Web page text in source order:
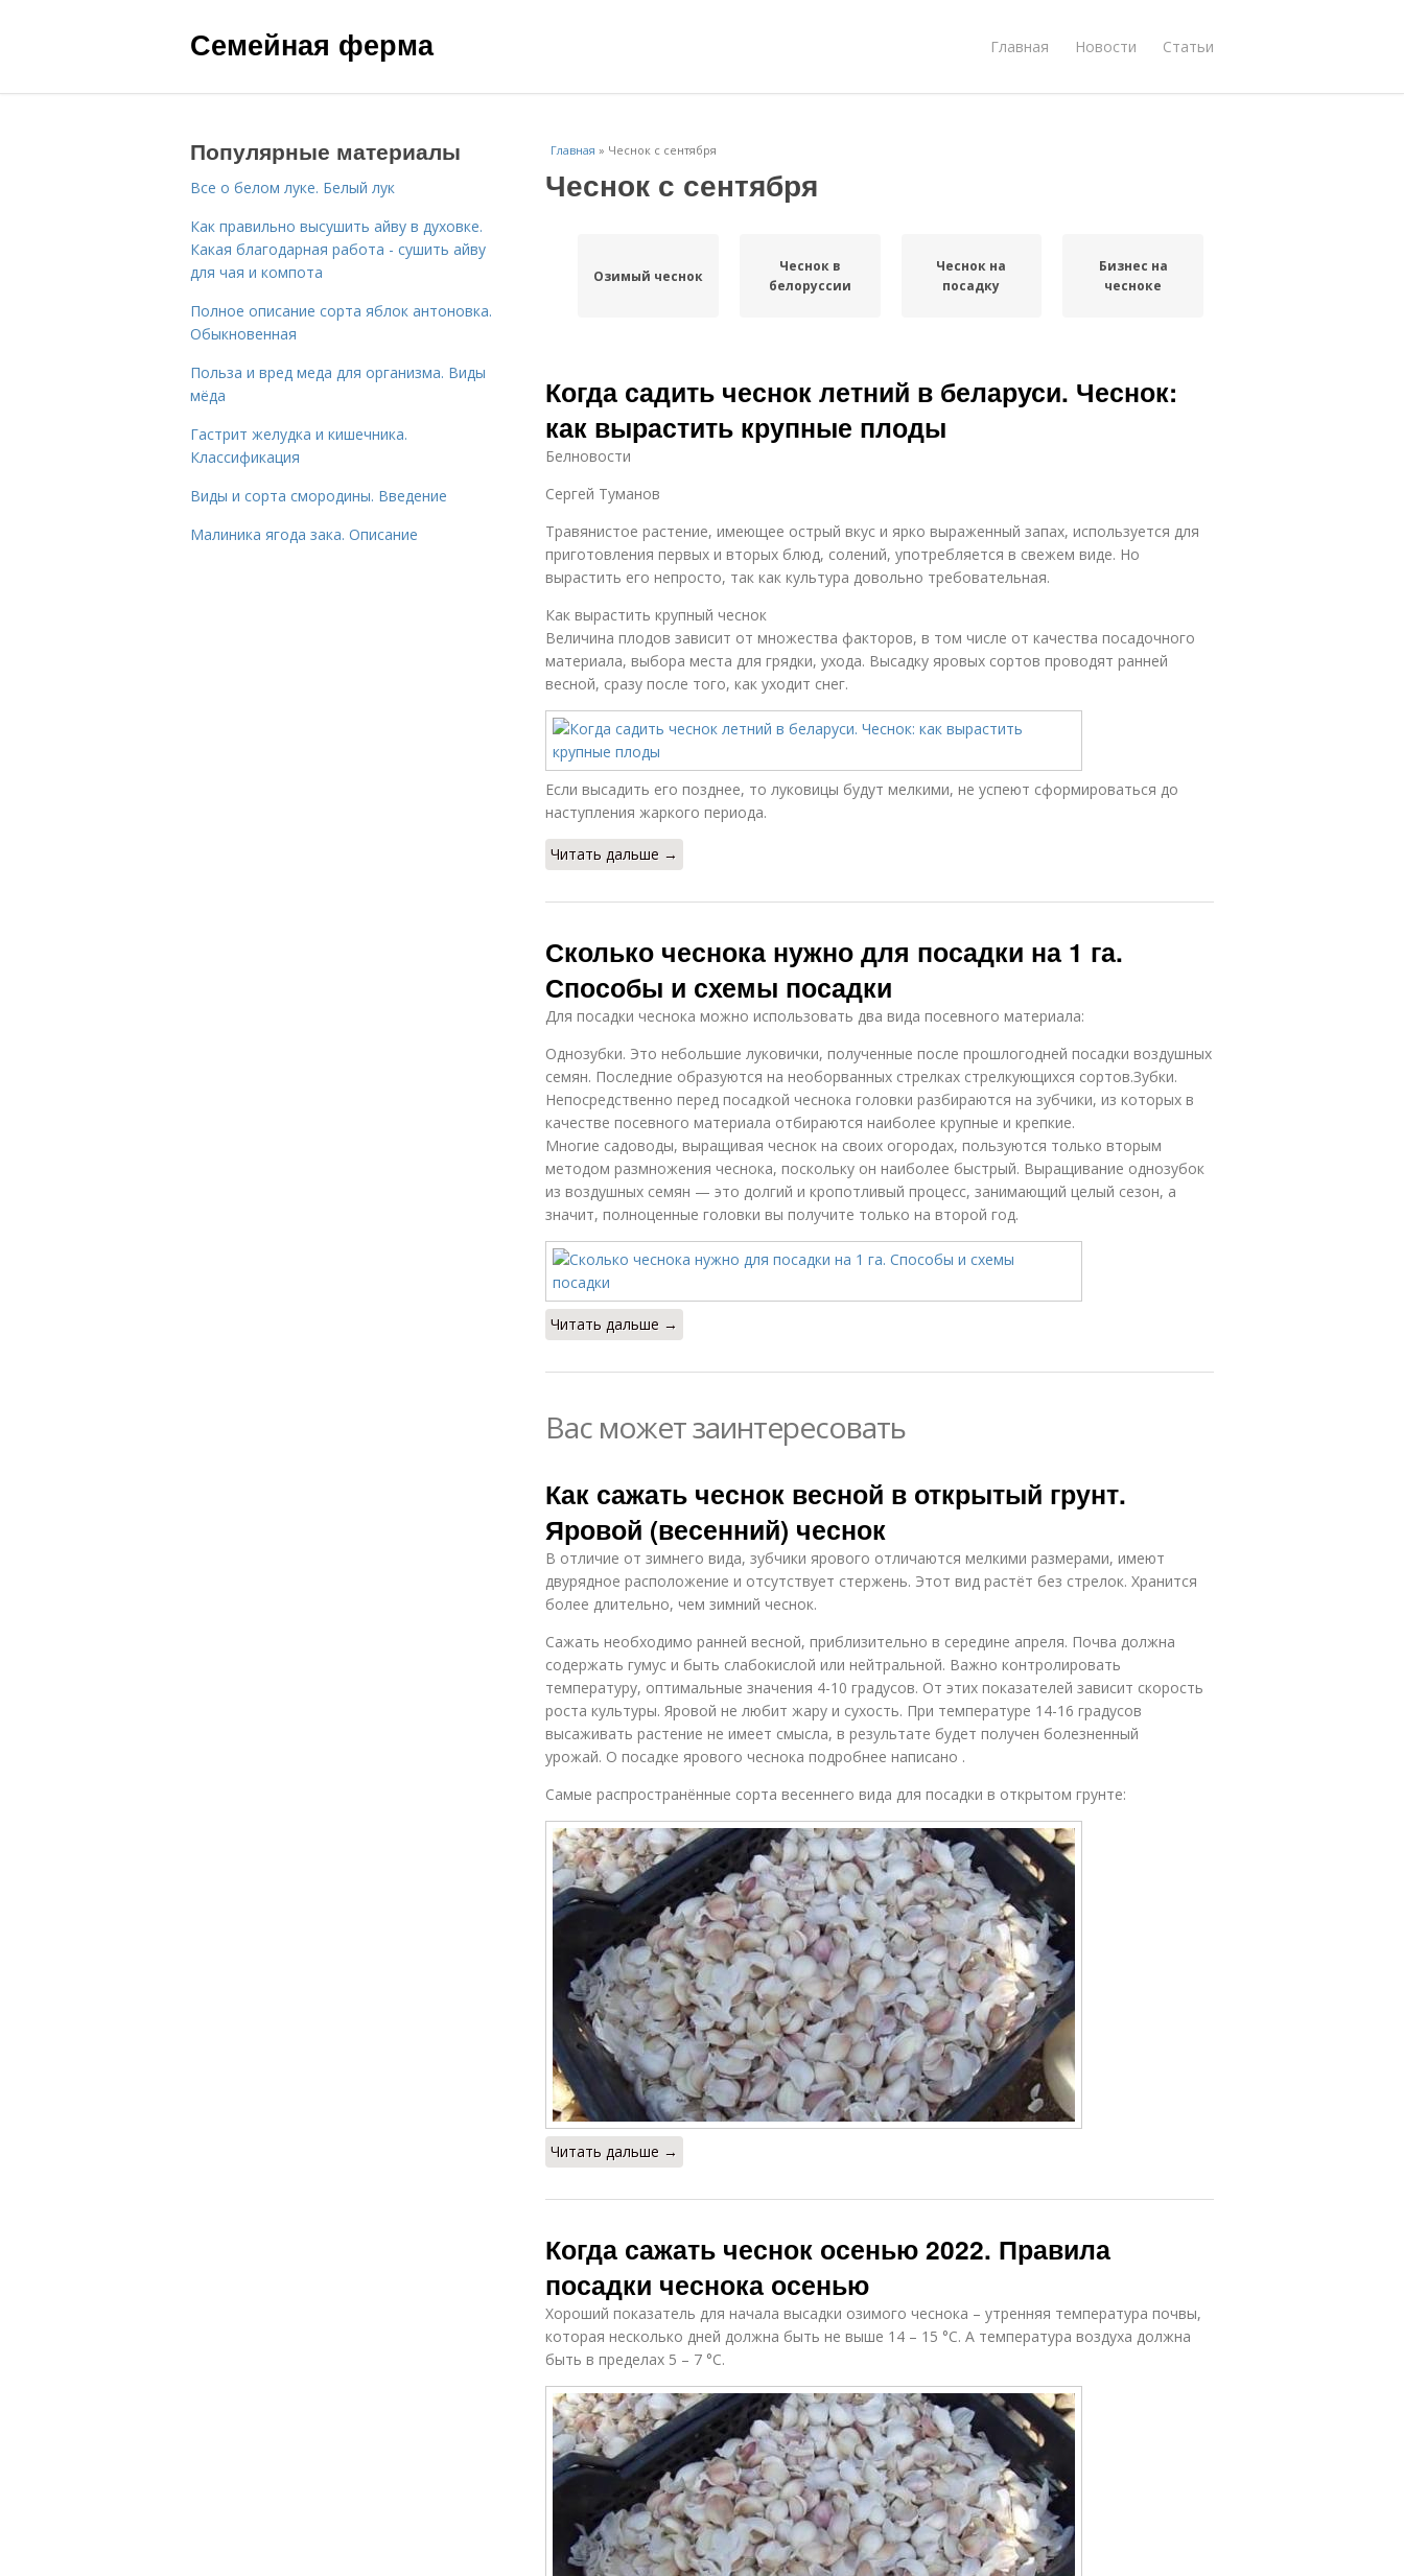
Семейная ферма Главная Новости Статьи
Главная » Чеснок с сентября
Чеснок с сентября
Озимый чеснок
Чеснок в
белоруссии
Чеснок на
посадку
Бизнес на
чесноке
Когда садить чеснок летний в беларуси. Чеснок:
как вырастить крупные плоды
Белновости
Сергей Туманов
Травянистое растение, имеющее острый вкус и ярко выраженный запах, используется для
приготовления первых и вторых блюд, солений, употребляется в свежем виде. Но
вырастить его непросто, так как культура довольно требовательная.
Как вырастить крупный чеснок
Величина плодов зависит от множества факторов, в том числе от качества посадочного
материала, выбора места для грядки, ухода. Высадку яровых сортов проводят ранней
весной, сразу после того, как уходит снег.
Если высадить его позднее, то луковицы будут мелкими, не успеют сформироваться до
наступления жаркого периода.
Читать дальше →
Сколько чеснока нужно для посадки на 1 га.
Способы и схемы посадки
Для посадки чеснока можно использовать два вида посевного материала:
Однозубки. Это небольшие луковички, полученные после прошлогодней посадки воздушных
семян. Последние образуются на необорванных стрелках стрелкующихся сортов.Зубки.
Непосредственно перед посадкой чеснока головки разбираются на зубчики, из которых в
качестве посевного материала отбираются наиболее крупные и крепкие.
Многие садоводы, выращивая чеснок на своих огородах, пользуются только вторым
методом размножения чеснока, поскольку он наиболее быстрый. Выращивание однозубок
из воздушных семян — это долгий и кропотливый процесс, занимающий целый сезон, а
значит, полноценные головки вы получите только на второй год.
Читать дальше →
Вас может заинтересовать
Как сажать чеснок весной в открытый грунт.
Яровой (весенний) чеснок
В отличие от зимнего вида, зубчики ярового отличаются мелкими размерами, имеют
двурядное расположение и отсутствует стержень. Этот вид растёт без стрелок. Хранится
более длительно, чем зимний чеснок.
Сажать необходимо ранней весной, приблизительно в середине апреля. Почва должна
содержать гумус и быть слабокислой или нейтральной. Важно контролировать
температуру, оптимальные значения 4-10 градусов. От этих показателей зависит скорость
роста культуры. Яровой не любит жару и сухость. При температуре 14-16 градусов
высаживать растение не имеет смысла, в результате будет получен болезненный
урожай. О посадке ярового чеснока подробнее написано .
Самые распространённые сорта весеннего вида для посадки в открытом грунте:
Читать дальше →
Когда сажать чеснок осенью 2022. Правила
посадки чеснока осенью
Хороший показатель для начала высадки озимого чеснока – утренняя температура почвы,
которая несколько дней должна быть не выше 14 – 15 °С. А температура воздуха должна
быть в пределах 5 – 7 °С.
Популярные материалы
Все о белом луке. Белый лук
Как правильно высушить айву в духовке.
Какая благодарная работа - сушить айву
для чая и компота
Полное описание сорта яблок антоновка.
Обыкновенная
Польза и вред меда для организма. Виды
мёда
Гастрит желудка и кишечника.
Классификация
Виды и сорта смородины. Введение
Малиника ягода зака. Описание